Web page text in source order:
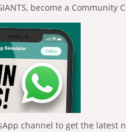
become a Community
channel to get the latest